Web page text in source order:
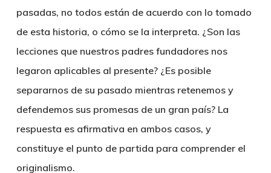
pasadas, no todos están de acuerdo con lo tomado
de esta historia, o cómo se la interpreta. ¿Son las
lecciones que nuestros padres fundadores nos
legaron aplicables al presente? ¿Es posible
separarnos de su pasado mientras retenemos y
defendemos sus promesas de un gran país? La
respuesta es afirmativa en ambos casos, y
constituye el punto de partida para comprender el
originalismo.